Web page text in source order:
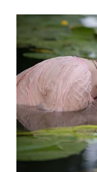
NIAS
WN
LANGKAT
WN
TAPANULI
SELATAN